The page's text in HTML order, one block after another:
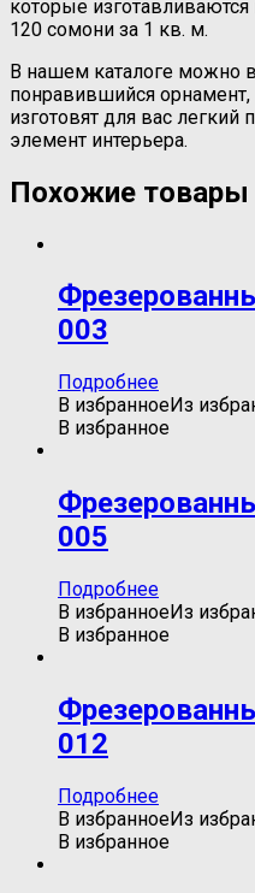
которые
120 сомони за 1 кв. м.
В нашем каталоге можно
понравившийся
изготовят для вас
элемент интерьера.
Похожие товары
003
Подробнее
В избранноеИз
В избранное
005
Подробнее
В избранноеИз
В избранное
012
Подробнее
В избранноеИз
В избранное